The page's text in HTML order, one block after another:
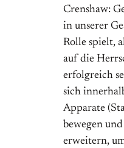
Crenshaw:
in unserer
Rolle spielt,
auf die
erfolgreich
sich
Apparate
bewegen
erweitern,